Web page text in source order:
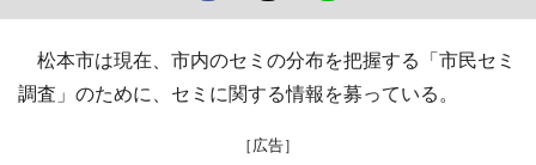
松本市は現在、市内のセミの分布を把握する「市民セミ
調査」のために、セミに関する情報を募っている。
［広告］